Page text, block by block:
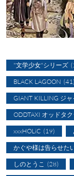
"文学少女"シリーズ
BLACK LAGOON (41)
GIANT KILLING ジ
ODDTAXI オッドタ
xxxHOLiC (19)
かぐや様は告らせた
しのとうこ (28)